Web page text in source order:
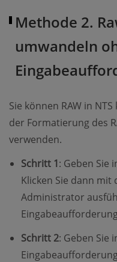
Methode 2.
umwandeln
Sie können RAW in
der Formatierung des
verwenden.
Schritt 1: Geben Sie
Klicken Sie dann mit
Administrator
Schritt 2: Geben Sie